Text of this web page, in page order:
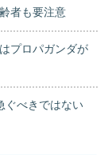
者も要注意
プロパガンダが
ぐべきではない